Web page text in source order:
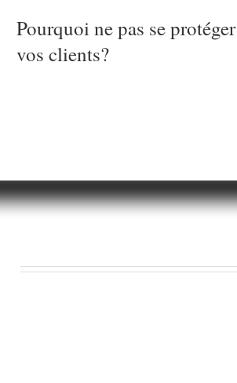
Pourquoi ne pas se protéger
vos clients?